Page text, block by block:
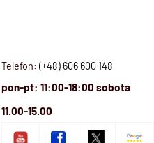
Telefon: (+48) 606 600 148
pon-pt: 11:00-18:00 sobota
11.00-15.00